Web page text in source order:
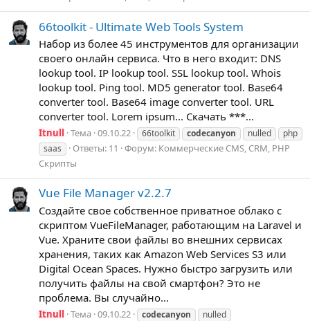
66toolkit - Ultimate Web Tools System
Набор из более 45 инструментов для организации
своего онлайн сервиса. Что в него входит: DNS
lookup tool. IP lookup tool. SSL lookup tool. Whois
lookup tool. Ping tool. MD5 generator tool. Base64
converter tool. Base64 image converter tool. URL
converter tool. Lorem ipsum... Скачать ***...
Itnull Тема 09.10.22 66toolkit codecanyon nulled
php
saas
Ответы: 11 Форум: Коммерческие CMS, CRM, PHP
Скрипты
Vue File Manager v2.2.7
Создайте свое собственное приватное облако с
скриптом VueFileManager, работающим на Laravel и
Vue. Храните свои файлы во внешних сервисах
хранения, таких как Amazon Web Services S3 или
Digital Ocean Spaces. Нужно быстро загрузить или
получить файлы на свой смартфон? Это не
проблема. Вы случайно...
Itnull Тема 09.10.22 codecanyon
nulled